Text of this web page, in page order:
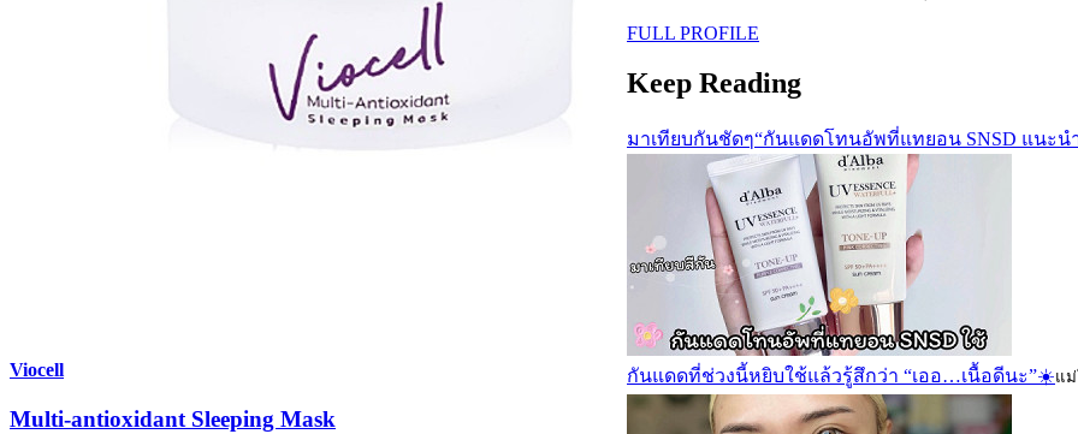
Viocell
Multi-antioxidant Sleeping Mask
FULL PROFILE
Keep Reading
มาเทียบกันชัดๆ“กันแดดโทนอัพที่แทยอน SNSD แนะนำ
กันแดดที่ช่วงนี้หยิบใช้แล้วรู้สึกว่า “เออ…เนื้อดีนะ”☀️แม่